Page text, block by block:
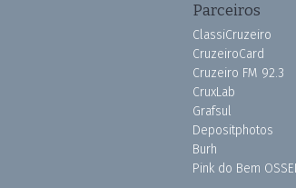
Parceiros
ClassiCruzeiro
CruzeiroCard
Cruzeiro FM 92.3
CruxLab
Grafsul
Depositphotos
Burh
Pink do Bem